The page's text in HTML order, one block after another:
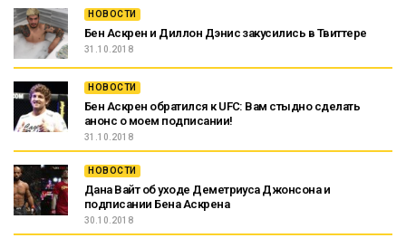
НОВОСТИ
Бен Аскрен и Диллон Дэнис закусились в Твиттере
31.10.2018
НОВОСТИ
Бен Аскрен обратился к UFC: Вам стыдно сделать
анонс о моем подписании!
31.10.2018
НОВОСТИ
Дана Вайт об уходе Деметриуса Джонсона и
подписании Бена Аскрена
30.10.2018